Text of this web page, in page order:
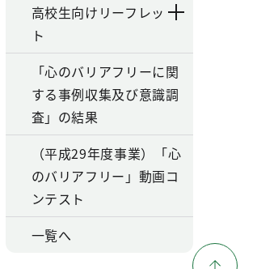
高校生向けリーフレッ
ト
「心のバリアフリーに関
する事例収集及び意識調
査」の結果
（平成29年度事業）「心
のバリアフリー」動画コ
ンテスト
一覧へ